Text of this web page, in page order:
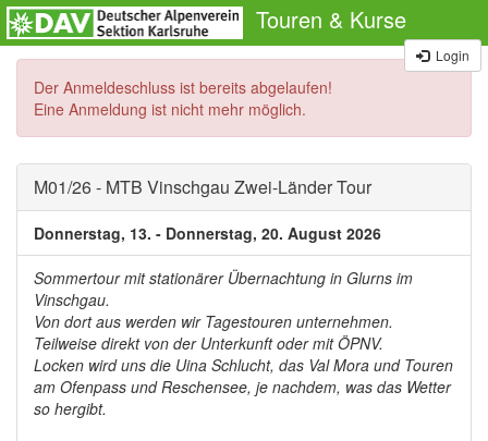
Touren & Kurse
Login
Der Anmeldeschluss ist bereits abgelaufen!
Eine Anmeldung ist nicht mehr möglich.
M01/26 - MTB Vinschgau Zwei-Länder Tour
Donnerstag, 13. - Donnerstag, 20. August 2026
Sommertour mit stationärer Übernachtung in Glurns im
Vinschgau.
Von dort aus werden wir Tagestouren unternehmen.
Teilweise direkt von der Unterkunft oder mit ÖPNV.
Locken wird uns die Uina Schlucht, das Val Mora und Touren
am Ofenpass und Reschensee, je nachdem, was das Wetter
so hergibt.